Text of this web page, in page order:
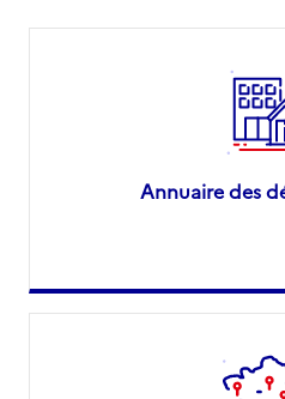
Annuaire des